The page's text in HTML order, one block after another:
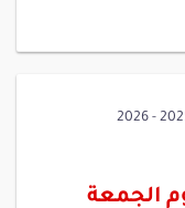
الجمعة